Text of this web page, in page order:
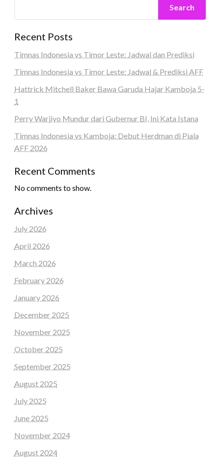
Search
Recent Posts
Timnas Indonesia vs Timor Leste: Jadwal dan Prediksi
Timnas Indonesia vs Timor Leste: Jadwal & Prediksi AFF
Hattrick Mitchell Baker Bawa Garuda Hajar Kamboja 5-
1
Perry Warjiyo Mundur dari Gubernur BI, Ini Kata Istana
Timnas Indonesia vs Kamboja: Debut Herdman di Piala
AFF 2026
Recent Comments
No comments to show.
Archives
July 2026
April 2026
March 2026
February 2026
January 2026
December 2025
November 2025
October 2025
September 2025
August 2025
July 2025
June 2025
November 2024
August 2024